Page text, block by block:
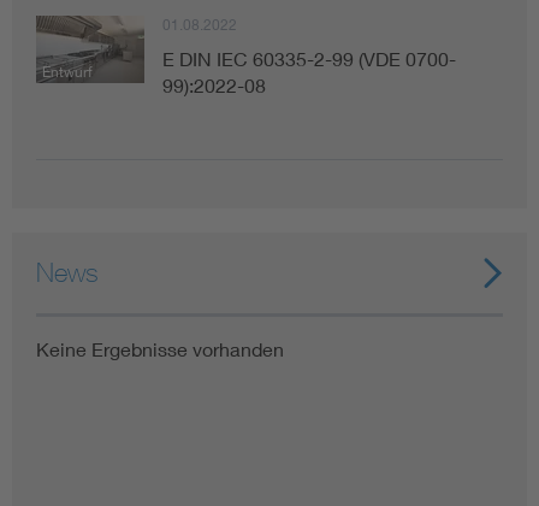
Entwurf
01.08.2022
E DIN IEC 60335-2-99 (VDE 0700-
99):2022-08
News
Keine Ergebnisse vorhanden